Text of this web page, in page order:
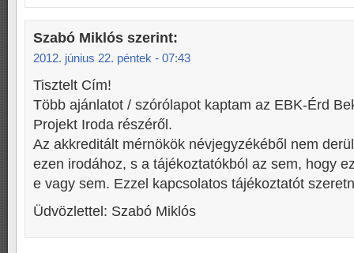
Szabó Miklós szerint:
2012. június 22. péntek - 07:43
Tisztelt Cím!
Több ajánlatot / szórólapot kaptam az EBK-Érd
Projekt Iroda részéről.
Az akkreditált mérnökök névjegyzékéből nem
ezen irodához, s a tájékoztatókból az sem, hogy
e vagy sem. Ezzel kapcsolatos tájékoztatót
Üdvözlettel: Szabó Miklós